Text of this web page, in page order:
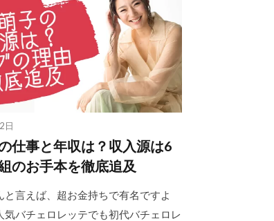
日
仕事と年収は？収入源は6
のお手本を徹底追及
と言えば、超お金持ちで有名ですよ
気バチェロレッテでも初代バチェロレ